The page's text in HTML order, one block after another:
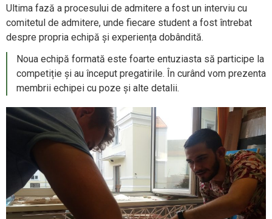
Ultima fază a procesului de admitere a fost un interviu cu
comitetul de admitere, unde fiecare student a fost întrebat
despre propria echipă și experiența dobândită.
Noua echipă formată este foarte entuziasta să participe la
competiție și au început pregatirile. În curând vom prezenta
membrii echipei cu poze și alte detalii.